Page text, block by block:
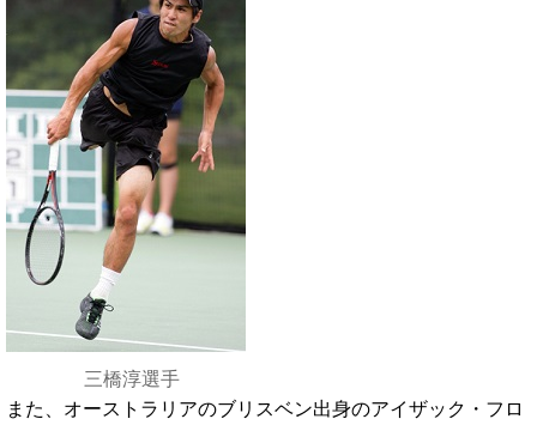
三橋淳選手
また、オーストラリアのブリスベン出身のアイザック・フロ